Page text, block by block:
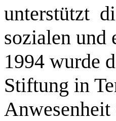
unterstützt
sozialen und
1994 wurde
Stiftung in
Anwesenheit